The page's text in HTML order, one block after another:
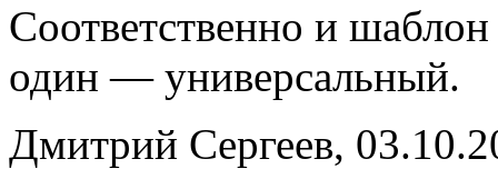
Соответственно и шаблон
один — универсальный.
Дмитрий Сергеев,